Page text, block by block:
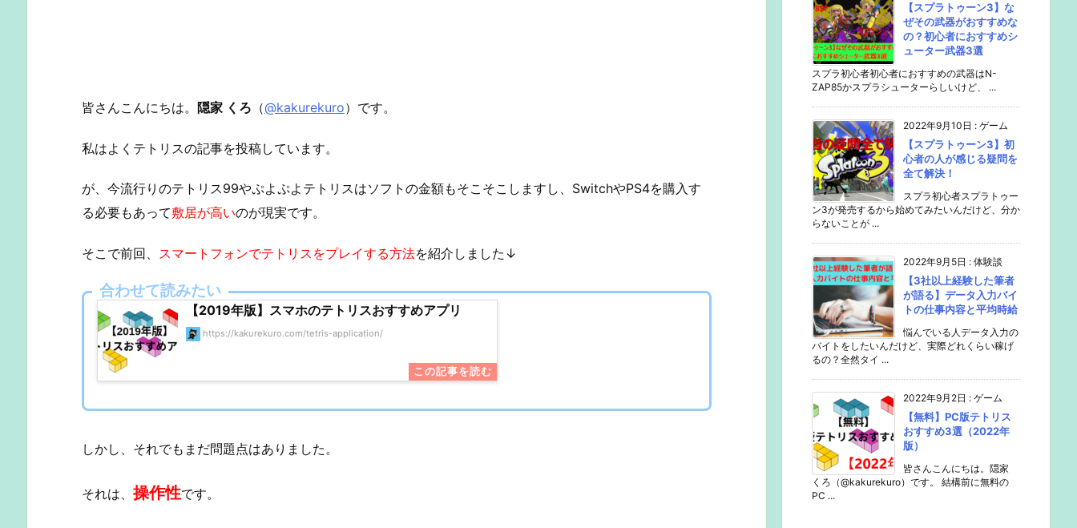
皆さんこんにちは。 隠家 くろ （@kakurekuro）です。
私はよくテトリスの記事を投稿しています。
が、今流行りのテトリス99やぷよぷよテトリスはソフトの金額もそこそこしますし、SwitchやPS4を購入す
る必要もあって敷居が高いのが現実です。
そこで前回、 スマートフォンでテトリスをプレイする方法を紹介しました↓
合わせて読みたい
【2019年版】スマホのテトリスおすすめアプリ
https://kakurekuro.com/tetris-application/
しかし、それでもまだ問題点はありました。
それは、 操作性です。
【スプラトゥーン3】な
ぜその武器がおすすめな
の？初心者におすすめシ
ューター武器3選
スプラ初心者初心者におすすめの武器はN-
ZAP85かスプラシューターらしいけど、 ...
2022年9月10日 : ゲーム
【スプラトゥーン3】初
心者の人が感じる疑問を
全て解決！
スプラ初心者スプラトゥー
ン3が発売するから始めてみたいんだけど、分か
らないことが ...
2022年9月5日 : 体験談
【3社以上経験した筆者
が語る】データ入力バイ
トの仕事内容と平均時給
悩んでいる人データ入力の
バイトをしたいんだけど、実際どれくらい稼げ
るの？全然タイ ...
2022年9月2日 : ゲーム
【無料】PC版テトリス
おすすめ3選（2022年
版）
皆さんこんにちは。隠家
くろ（@kakurekuro）です。 結構前に無料の
PC ...